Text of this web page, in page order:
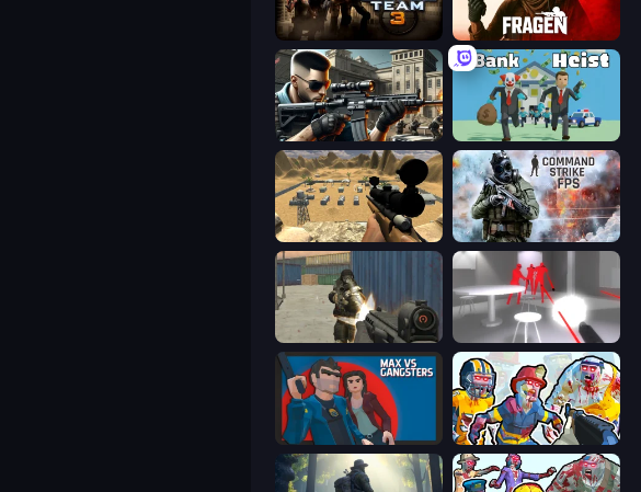
Sniper Team 3 Fragen
Sure Shot Bank Heist
Ghost Sniper Command Strike FPS
Masked Forces SuperHot
Max vs Gangsters Zombies Shooter: Part 2